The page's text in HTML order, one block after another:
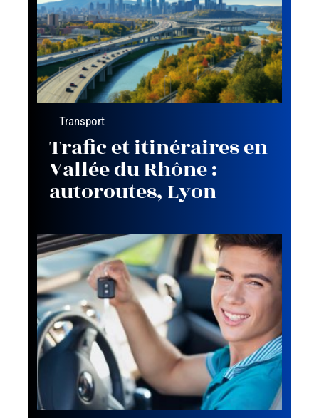
Transport
Trafic et itinéraires en
Vallée du Rhône :
autoroutes, Lyon